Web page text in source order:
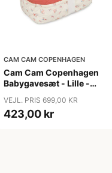
CAM CAM COPENHAGEN
Cam Cam Copenhagen
Babygavesæt - Lille -
VEJL. PRIS 699,00 KR
423,00 kr